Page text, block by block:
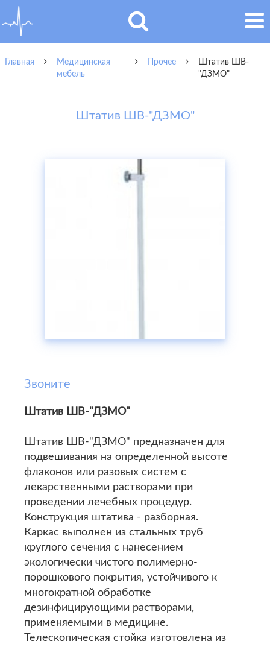
Главная
Медицинская
мебель
Прочее
Штатив ШВ-
"ДЗМО"
Штатив ШВ-"ДЗМО"
Звоните
Штатив ШВ-"ДЗМО"
Штатив ШВ-"ДЗМО" предназначен для
подвешивания на определенной высоте
флаконов или разовых систем с
лекарственными растворами при
проведении лечебных процедур.
Конструкция штатива - разборная.
Каркас выполнен из стальных труб
круглого сечения с нанесением
экологически чистого полимерно-
порошкового покрытия, устойчивого к
многократной обработке
дезинфицирующими растворами,
применяемыми в медицине.
Телескопическая стойка изготовлена из